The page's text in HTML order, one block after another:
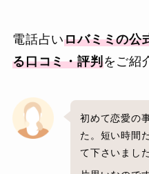
電話占いロバミミの公
る口コミ・評判をご紹
初めて恋愛の
た。短い時間
て下さいました